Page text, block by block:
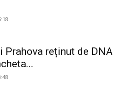
reținut de DNA